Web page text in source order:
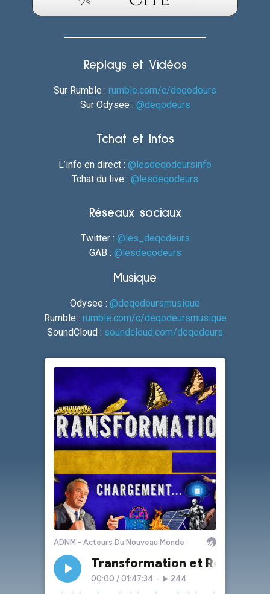
Replays et Vidéos
Sur Rumble : rumble.com/c/deqodeurs
Sur Odysee : @deqodeurs
Tchat et Infos
L’info en direct : @lesdeqodeursinfo
Tchat du live : @lesdeqodeurs
Réseaux sociaux
Twitter : @les_deqodeurs
GAB : @lesdeqodeurs
Musique
Odysee : @deqodeursmusique
Rumble : rumble.com/c/deqodeursmusique
SoundCloud : soundcloud.com/deqodeurs